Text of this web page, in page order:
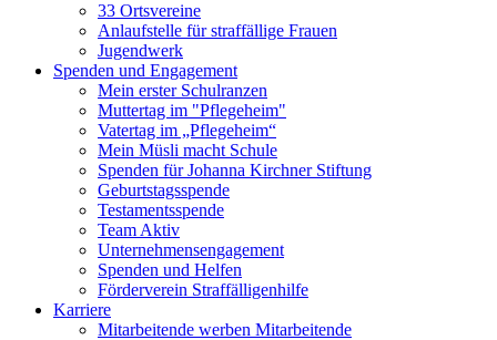
33 Ortsvereine
Anlaufstelle für straffällige Frauen
Jugendwerk
Spenden und Engagement
Mein erster Schulranzen
Muttertag im "Pflegeheim"
Vatertag im „Pflegeheim“
Mein Müsli macht Schule
Spenden für Johanna Kirchner Stiftung
Geburtstagsspende
Testamentsspende
Team Aktiv
Unternehmensengagement
Spenden und Helfen
Förderverein Straffälligenhilfe
Karriere
Mitarbeitende werben Mitarbeitende